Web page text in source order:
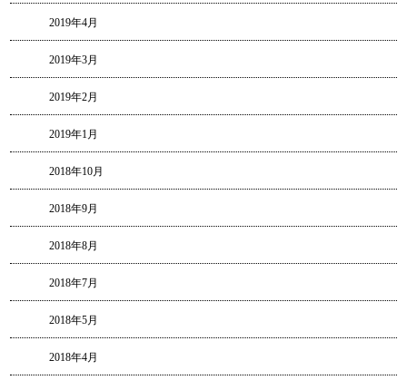
2019年4月
2019年3月
2019年2月
2019年1月
2018年10月
2018年9月
2018年8月
2018年7月
2018年5月
2018年4月